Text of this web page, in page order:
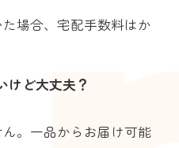
場合、宅配手数料はか
ど大丈夫？
。一品からお届け可能